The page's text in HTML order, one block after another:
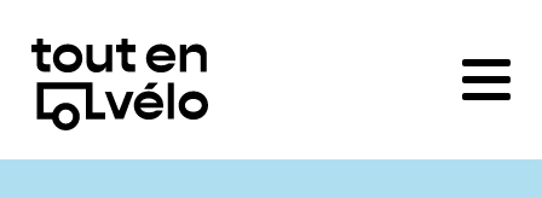
Toutenvélo
–
Coopératives
cyclologistique